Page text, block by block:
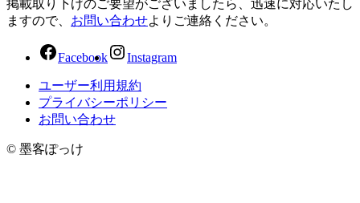
掲載取り下げのご要望がございましたら、迅速に対応いたし
ますので、 お問い合わせよりご連絡ください。
Facebook Instagram
ユーザー利用規約
プライバシーポリシー
お問い合わせ
© 墨客ぽっけ